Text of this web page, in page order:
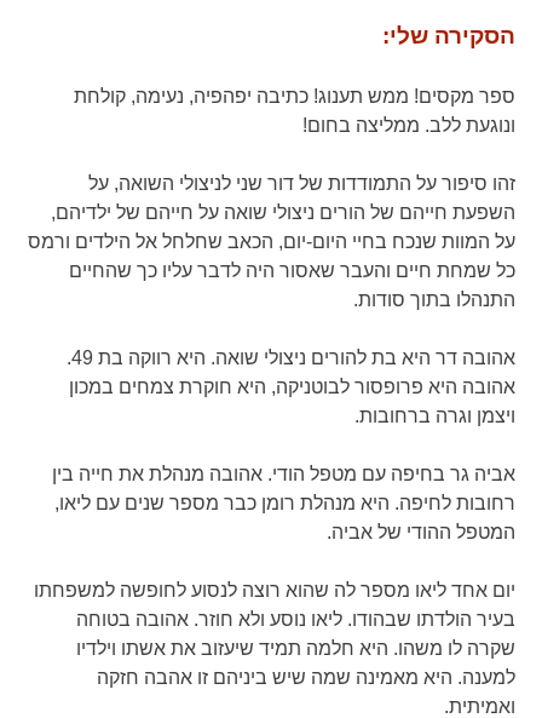
הסקירה שלי:
ספר מקסים! ממש תענוג! כתיבה יפהפיה, נעימה, קולחת
ונוגעת ללב. ממליצה בחום!
זהו סיפור על התמודדות של דור שני לניצולי השואה, על
השפעת חייהם של הורים ניצולי שואה על חייהם של ילדיהם,
על המוות שנכח בחיי היום-יום, הכאב שחלחל אל הילדים ורמס
כל שמחת חיים והעבר שאסור היה לדבר עליו כך שהחיים
התנהלו בתוך סודות.
אהובה דר היא בת להורים ניצולי שואה. היא רווקה בת 49.
אהובה היא פרופסור לבוטניקה, היא חוקרת צמחים במכון
ויצמן וגרה ברחובות.
אביה גר בחיפה עם מטפל הודי. אהובה מנהלת את חייה בין
רחובות לחיפה. היא מנהלת רומן כבר מספר שנים עם ליאו,
המטפל ההודי של אביה.
יום אחד ליאו מספר לה שהוא רוצה לנסוע לחופשה למשפחתו
בעיר הולדתו שבהודו. ליאו נוסע ולא חוזר. אהובה בטוחה
שקרה לו משהו. היא חלמה תמיד שיעזוב את אשתו וילדיו
למענה. היא מאמינה שמה שיש ביניהם זו אהבה חזקה
ואמיתית.